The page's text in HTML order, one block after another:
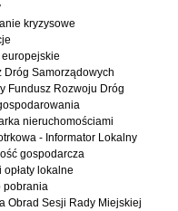
kryzysowe
europejskie
Dróg Samorządowych
Fundusz Rozwoju Dróg
nieruchomościami
- Informator Lokalny
gospodarcza
opłaty lokalne
pobrania
Obrad Sesji Rady Miejskiej